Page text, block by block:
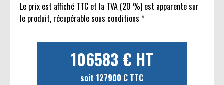
Le prix est affiché TTC et la TVA (20 %) est apparente sur
le produit, récupérable sous conditions *
106583 € HT
soit 127900 € TTC